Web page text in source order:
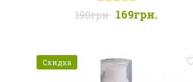
190грн. 169грн.
Скидка